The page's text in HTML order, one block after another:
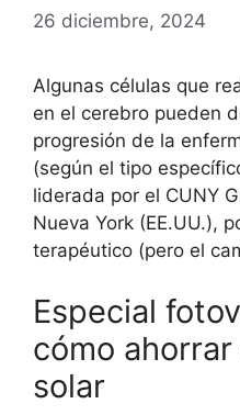
26 diciembre, 2024
Algunas células que
en el cerebro pueden
progresión de la
(según el tipo
liderada por el CUNY
Nueva York (EE.UU.),
terapéutico (pero el
Especial
cómo
solar